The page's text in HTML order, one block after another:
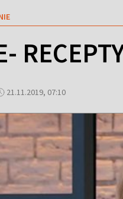
21.11.2019, 07:10